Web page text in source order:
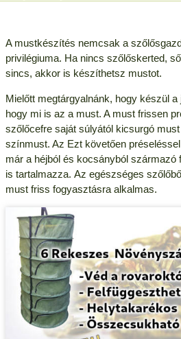
A mustkészítés nemcsak a
privilégiuma. Ha nincs szőlőskerted,
sincs, akkor is készíthetsz mustot.
Mielőtt megtárgyalnánk, hogy készül
hogy mi is az a must. A must frissen
szőlőcefre saját súlyától kicsurgó
színmust. Az Ezt követően
már a héjból és kocsányból származó
is tartalmazza. Az egészséges
must friss fogyasztásra alkalmas.